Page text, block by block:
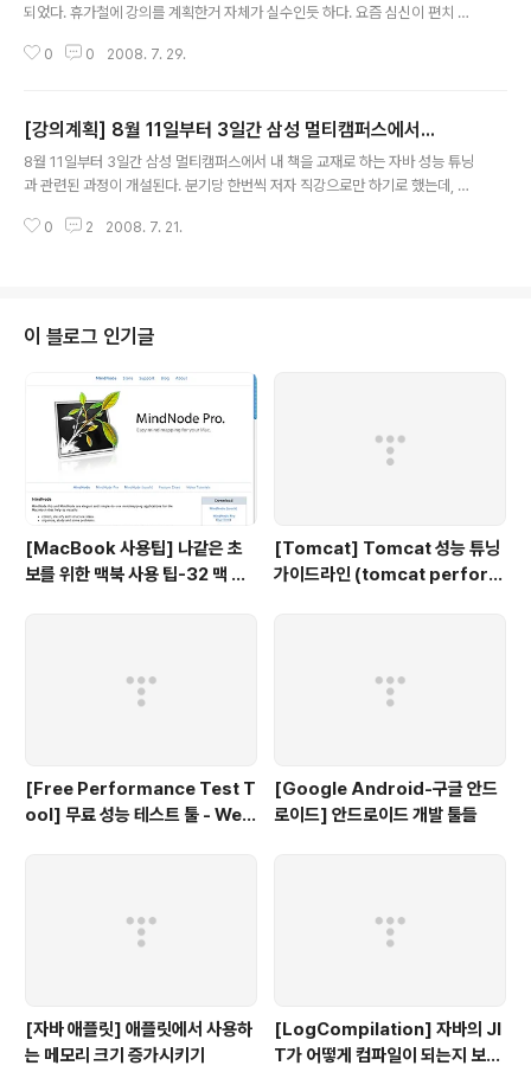
되었다. 휴가철에 강의를 계획한거 자체가 실수인듯 하다. 요즘 심신이 편치 않
리 귀찮지??? 책이나 열심히 써야지~~~ ㅋㅋ 근데, 대전은 너무 덥다~~~
0 0 2008. 7. 29.
[강의계획] 8월 11일부터 3일간 삼성 멀티캠퍼스에서...
8월 11일부터 3일간 삼성 멀티캠퍼스에서 내 책을 교재로 하는 자바 성능 튜닝
과 관련된 과정이 개설된다. 분기당 한번씩 저자 직강으로만 하기로 했는데, 이
조. http://www.multicampus.co.kr/education/course.do?method=
0 2 2008. 7. 21.
이 블로그 인기글
[MacBook 사용팁] 나같은 초
보를 위한 맥북 사용 팁-32 맥 사
[Tomcat] Tomcat 성능 튜닝
가이드라인 (tomcat perform
[Free Performance Test T
ool] 무료 성능 테스트 툴 - Web
[Google Android-구글 안드
로이드] 안드로이드 개발 툴들
[자바 애플릿] 애플릿에서 사용하
는 메모리 크기 증가시키기
[LogCompilation] 자바의 JI
T가 어떻게 컴파일이 되는지 보고